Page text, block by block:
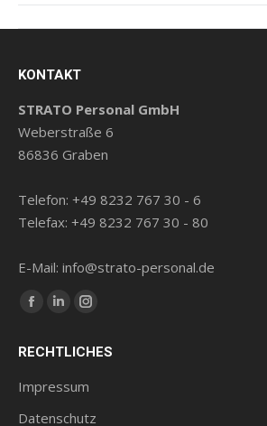
Beitragsnavigation
KONTAKT
STRATO Personal GmbH
Weberstraße 6
86836 Graben
Telefon: +49 8232 767 30 - 6
Telefax: +49 8232 767 30 - 80
E-Mail: info@strato-personal.de
Finde uns auf:
Facebook
wird
in
LinkedIn
wird
in
Instagram
wird
in
RECHTLICHES
Impressum
Datenschutz